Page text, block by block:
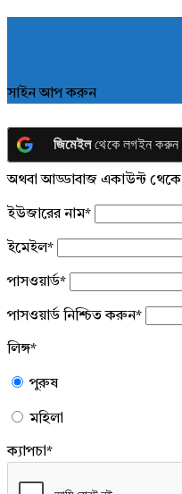
সাইন আপ করুন
জিমেইলথেকে লগইন করুন
অথবা আড্ডাবাজ একাউন্ট থেকে
ইউজারের নাম*
ইমেইল*
পাসওয়ার্ড*
পাসওয়ার্ড নিশ্চিত করুন*
লিঙ্গ*
পুরুষ
মহিলা
ক্যাপচা*